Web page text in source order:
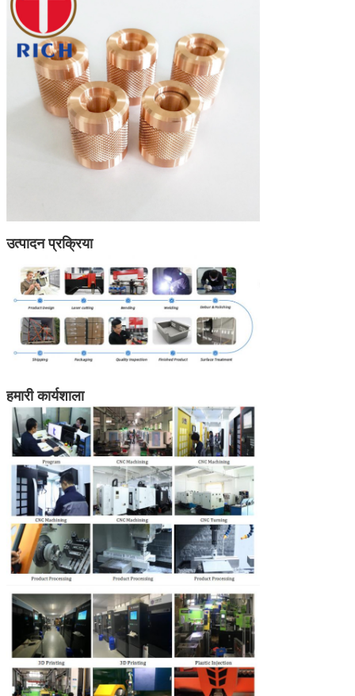
उत्पादन प्रक्रिया
हमारी कार्यशाला